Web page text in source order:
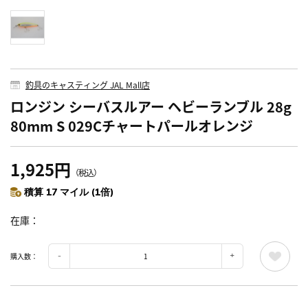
釣具のキャスティング JAL Mall店
ロンジン シーバスルアー ヘビーランブル 28g
80mm S 029Cチャートパールオレンジ
1,925円 （税込）
積算 17 マイル (1倍)
在庫
購入数：